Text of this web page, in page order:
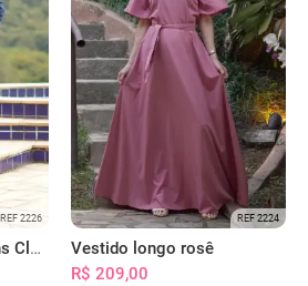
REF 2226
Vestido Chemise Jeans Clássica Serena
REF 2224
Vestido longo rosê
R$ 209,00